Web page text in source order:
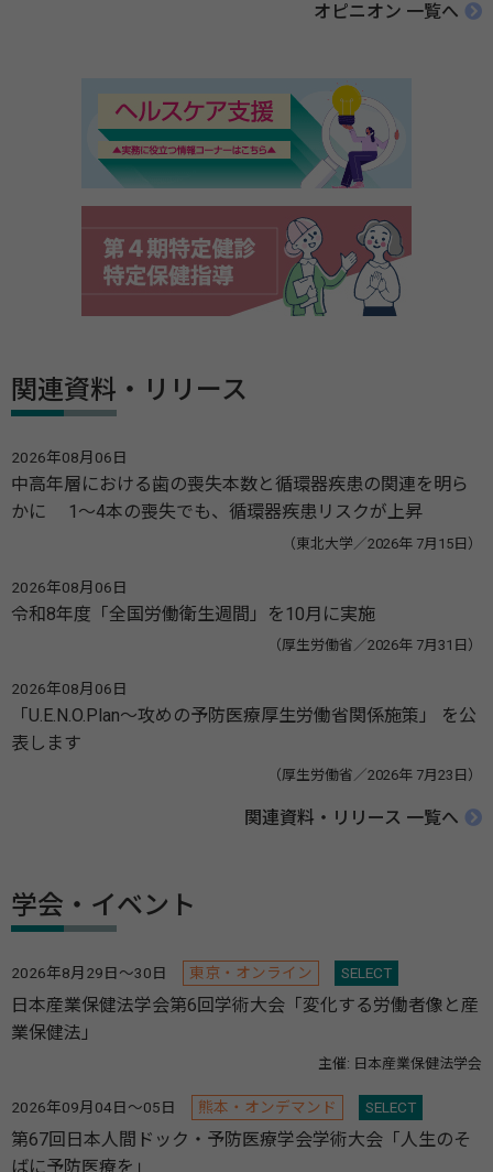
オピニオン 一覧へ
関連資料・リリース
2026年08月06日
中高年層における歯の喪失本数と循環器疾患の関連を明ら
かに 1～4本の喪失でも、循環器疾患リスクが上昇
（東北大学／2026年 7月15日）
2026年08月06日
令和8年度「全国労働衛生週間」を10月に実施
（厚生労働省／2026年 7月31日）
2026年08月06日
「U.E.N.O.Plan～攻めの予防医療厚生労働省関係施策」 を公
表します
（厚生労働省／2026年 7月23日）
関連資料・リリース 一覧へ
学会・イベント
2026年8月29日～30日 東京・オンライン SELECT
日本産業保健法学会第6回学術大会「変化する労働者像と産
業保健法」
主催: 日本産業保健法学会
2026年09月04日～05日 熊本・オンデマンド SELECT
第67回日本人間ドック・予防医療学会学術大会「人生のそ
ばに予防医療を」